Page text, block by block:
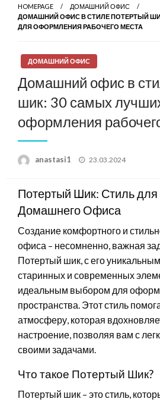
HOMEPAGE
ДОМАШНИЙ ОФИС
ДОМАШНИЙ ОФИС В СТИЛЕ ПОТЕРТЫЙ
ДЛЯ ОФОРМЛЕНИЯ РАБОЧЕГО МЕСТА
ДОМАШНИЙ ОФИС
Домашний офис в
шик: 30 самых
оформления
anastasi1
Posted
23.03.2024
Потертый Шик: Стиль
Домашнего Офиса
Создание комфортного и
офиса – несомненно, важная
Потертый шик, с его
старинных и современных
идеальным выбором для
пространства. Этот стиль
атмосферу, которая
настроение, позволяя вам с
своими задачами.
Что такое Потертый Шик?
Потертый шик – это стиль,